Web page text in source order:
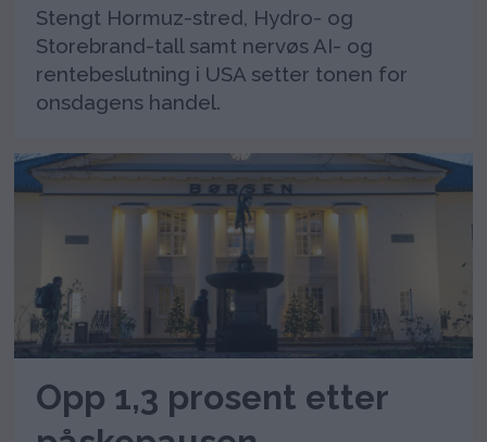
Stengt Hormuz-stred, Hydro- og
Storebrand-tall samt nervøs AI- og
rentebeslutning i USA setter tonen for
onsdagens handel.
Opp 1,3 prosent etter